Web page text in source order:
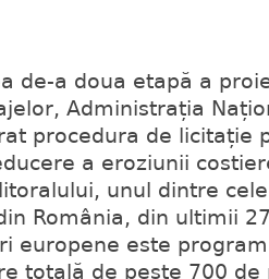
de-a doua etapă a
Administrația
procedura de licitație
a eroziunii
unul dintre
România, din ultimii
europene este
totală de peste 700 de